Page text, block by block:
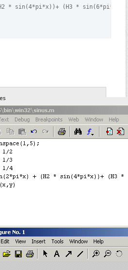
* sin(4*pi*x))+ (H3 *